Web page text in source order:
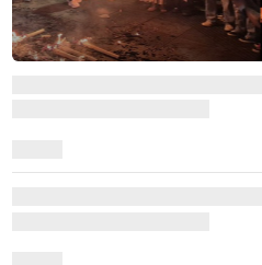
图集
江西铅山：千灯点亮葛仙村